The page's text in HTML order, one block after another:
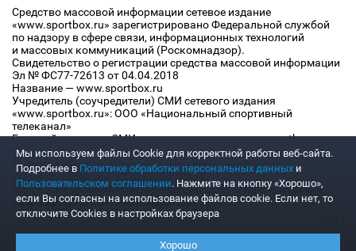
Средство массовой информации сетевое издание
«www.sportbox.ru» зарегистрировано Федеральной службой
по надзору в сфере связи, информационных технологий
и массовых коммуникаций (Роскомнадзор).
Свидетельство о регистрации средства массовой информации
Эл № ФС77-72613 от 04.04.2018
Название — www.sportbox.ru
Учредитель (соучредители) СМИ сетевого издания
«www.sportbox.ru»: ООО «Национальный спортивный
телеканал»
Главный редактор СМИ сетевого издания «www.sportbox.ru»:
Конов В.А.
Номер телефона редакции СМИ сетевого издания
«www.sportbox.ru»: +7 (495) 653 8419
Адрес электронной почты редакции СМИ сетевого издания
«www.sportbox.ru»: editor@sportbox.ru
Мы используем файлы Сookie для корректной работы веб-сайта.
Подробнее в Политике обработки персональных данных и
Пользовательском соглашении. Нажмите на кнопку «Хорошо»,
если Вы согласны на использование файлов cookie. Если нет, то
отключите Cookies в настройках браузера
Хорошо